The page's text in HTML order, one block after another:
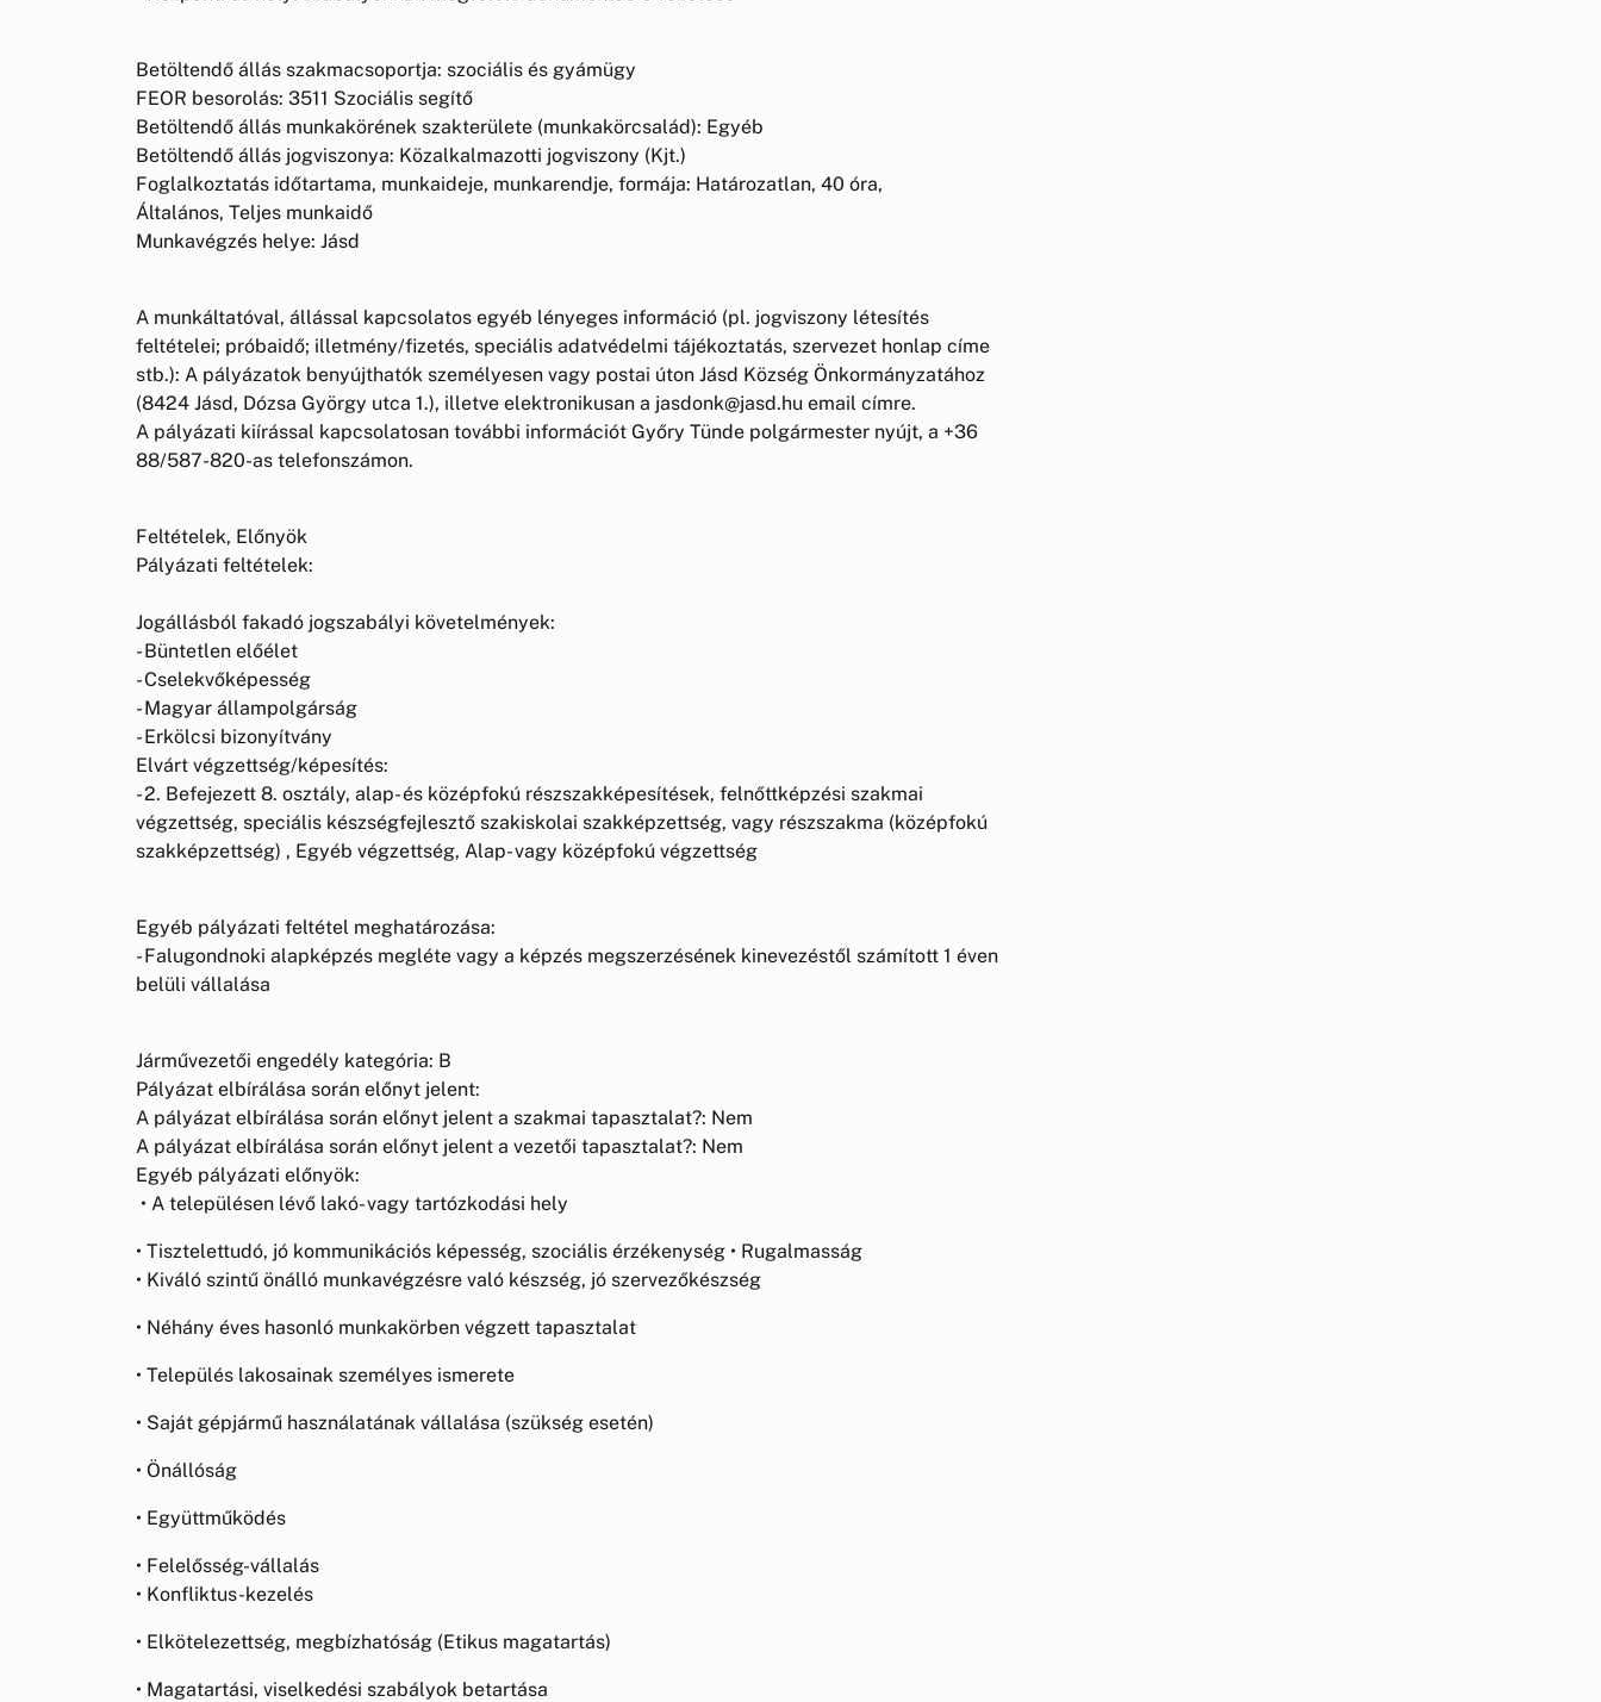
Betöltendő állás szakmacsoportja: szociális és gyámügy
FEOR besorolás: 3511 Szociális segítő
Betöltendő állás munkakörének szakterülete (munkakörcsalád): Egyéb
Betöltendő állás jogviszonya: Közalkalmazotti jogviszony (Kjt.)
Foglalkoztatás időtartama, munkaideje, munkarendje, formája: Határozatlan, 40 óra,
Általános, Teljes munkaidő
Munkavégzés helye: Jásd
A munkáltatóval, állással kapcsolatos egyéb lényeges információ (pl. jogviszony létesítés
feltételei; próbaidő; illetmény/fizetés, speciális adatvédelmi tájékoztatás, szervezet honlap címe
stb.): A pályázatok benyújthatók személyesen vagy postai úton Jásd Község Önkormányzatához
(8424 Jásd, Dózsa György utca 1.), illetve elektronikusan a jasdonk@jasd.hu email címre.
A pályázati kiírással kapcsolatosan további információt Győry Tünde polgármester nyújt, a +36
88/587-820-as telefonszámon.
Feltételek, Előnyök
Pályázati feltételek:
Jogállásból fakadó jogszabályi követelmények:
- Büntetlen előélet
- Cselekvőképesség
- Magyar állampolgárság
- Erkölcsi bizonyítvány
Elvárt végzettség/képesítés:
- 2. Befejezett 8. osztály, alap- és középfokú részszakképesítések, felnőttképzési szakmai
végzettség, speciális készségfejlesztő szakiskolai szakképzettség, vagy részszakma (középfokú
szakképzettség) , Egyéb végzettség, Alap- vagy középfokú végzettség
Egyéb pályázati feltétel meghatározása:
- Falugondnoki alapképzés megléte vagy a képzés megszerzésének kinevezéstől számított 1 éven
belüli vállalása
Járművezetői engedély kategória: B
Pályázat elbírálása során előnyt jelent:
A pályázat elbírálása során előnyt jelent a szakmai tapasztalat?: Nem
A pályázat elbírálása során előnyt jelent a vezetői tapasztalat?: Nem
Egyéb pályázati előnyök:
• A településen lévő lakó- vagy tartózkodási hely
• Tisztelettudó, jó kommunikációs képesség, szociális érzékenység • Rugalmasság
• Kiváló szintű önálló munkavégzésre való készség, jó szervezőkészség
• Néhány éves hasonló munkakörben végzett tapasztalat
• Település lakosainak személyes ismerete
• Saját gépjármű használatának vállalása (szükség esetén)
• Önállóság
• Együttműködés
• Felelősség-vállalás
• Konfliktus-kezelés
• Elkötelezettség, megbízhatóság (Etikus magatartás)
• Magatartási, viselkedési szabályok betartása